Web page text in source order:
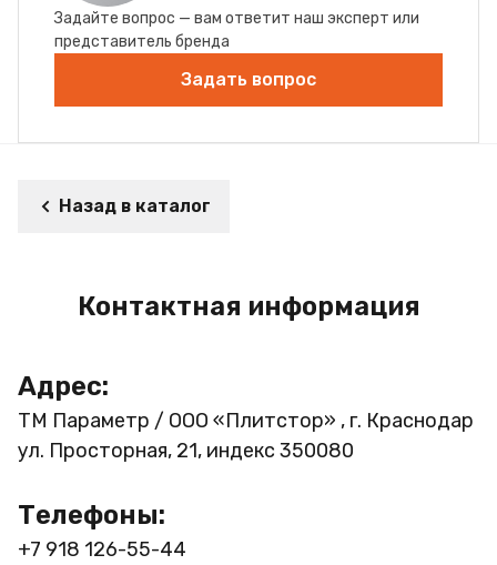
Задайте вопрос — вам ответит наш эксперт или
представитель бренда
Задать вопрос
Назад в каталог
Контактная информация
Адрес:
ТМ Параметр / ООО «Плитстор» , г. Краснодар
ул. Просторная, 21, индекс 350080
Телефоны:
+7 918 126-55-44